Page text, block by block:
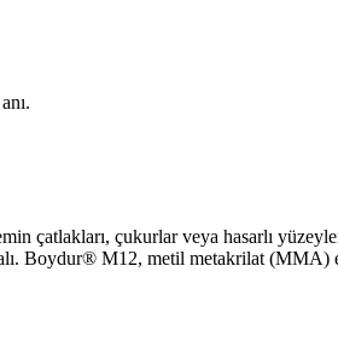
çatlakları, çukurlar veya hasarlı
Boydur® M12, metil metakrilat